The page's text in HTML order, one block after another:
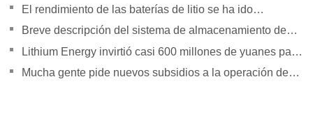
batería de litio
El rendimiento de las baterías de litio se ha ido
superando gradualmente
Breve descripción del sistema de almacenamiento de
energía Tesla Powerpack Large
Lithium Energy invirtió casi 600 millones de yuanes para
establecer subsidiarias
Mucha gente pide nuevos subsidios a la operación de